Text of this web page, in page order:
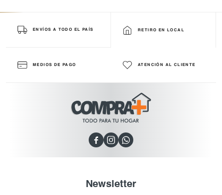
ENVÍOS A TODO EL PAÍS RETIRO EN LOCAL
MEDIOS DE PAGO ATENCIÓN AL CLIENTE
  
Newsletter